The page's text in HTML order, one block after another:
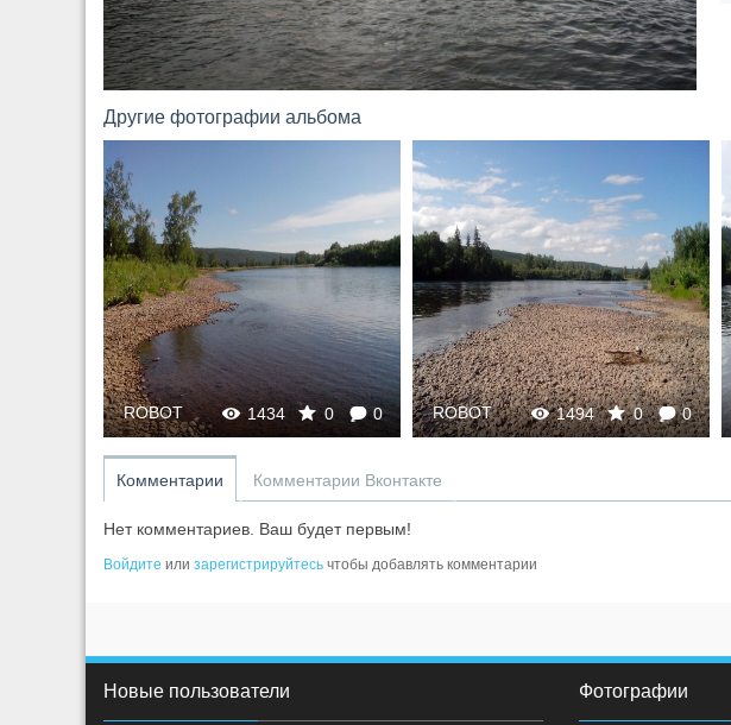
Другие фотографии альбома
1434 0 0
ROBOT 1494 0 0
ROBOT
Комментарии Комментарии Вконтакте
Нет комментариев. Ваш будет первым!
Войдите или зарегистрируйтесь чтобы добавлять комментарии
Новые пользователи Фотографии